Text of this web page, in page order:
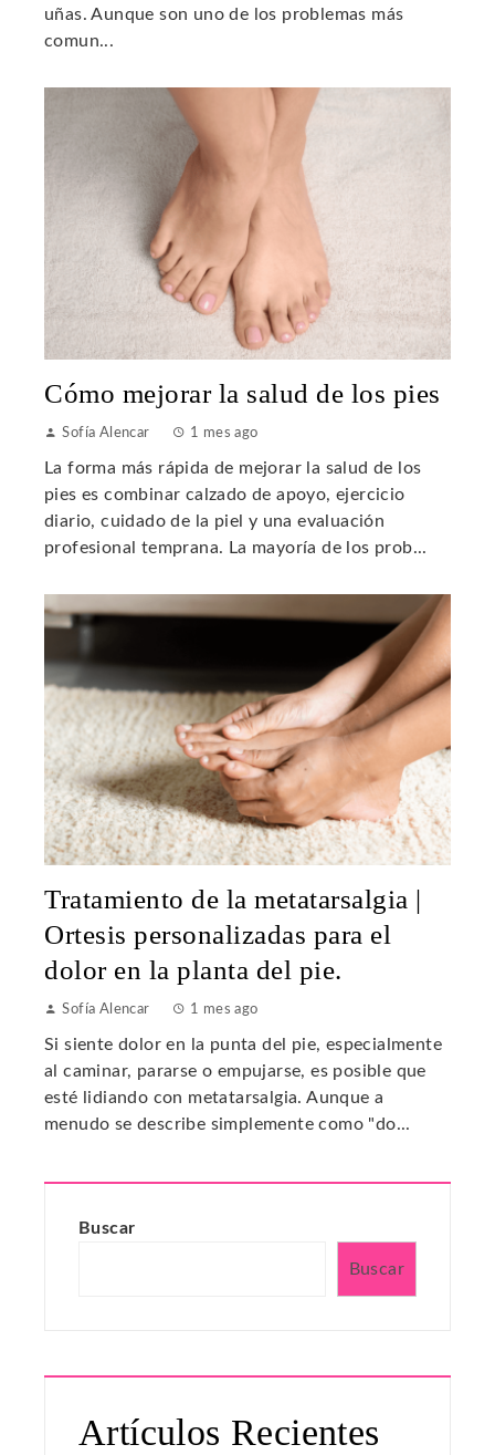
uñas. Aunque son uno de los problemas más
comun...
Cómo mejorar la salud de los pies
Sofía Alencar 1 mes ago
La forma más rápida de mejorar la salud de los
pies es combinar calzado de apoyo, ejercicio
diario, cuidado de la piel y una evaluación
profesional temprana. La mayoría de los prob...
Tratamiento de la metatarsalgia |
Ortesis personalizadas para el
dolor en la planta del pie.
Sofía Alencar 1 mes ago
Si siente dolor en la punta del pie, especialmente
al caminar, pararse o empujarse, es posible que
esté lidiando con metatarsalgia. Aunque a
menudo se describe simplemente como "do...
Buscar
Buscar
Artículos Recientes